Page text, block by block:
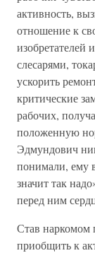
активность,
отношение к
изобретателей
слесарями,
ускорить
критические
рабочих,
положенную
Эдмундович
понимали, ему
значит так
перед ним
Став наркомом
приобщить к